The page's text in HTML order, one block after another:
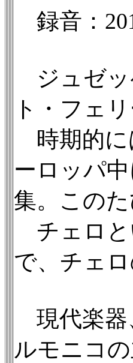
録音：
ジュゼッ
ト・フェ
時期的に
ーロッパ
集。この
チェロと
で、チェ
現代楽器
ルモニコ